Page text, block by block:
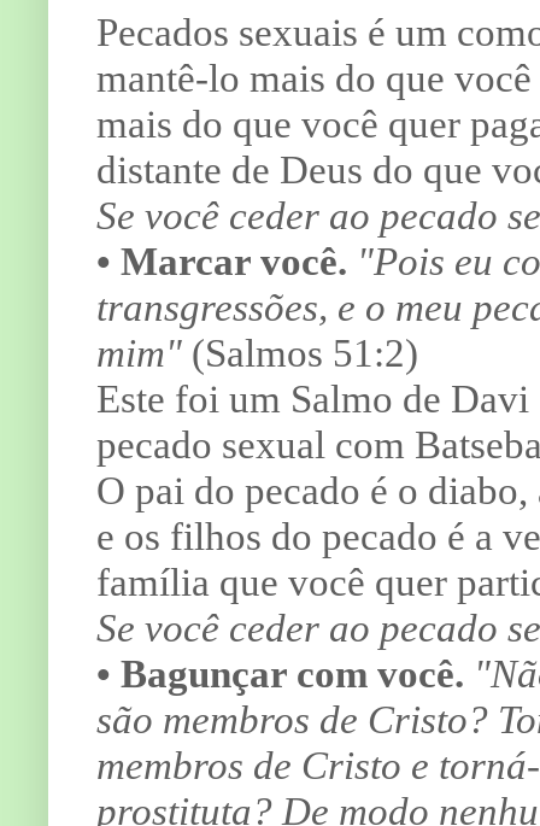
Pecados sexuais é um
mantê-lo mais do que
mais do que você quer
distante de Deus do que
Se você ceder ao pecado
• Marcar você. "Pois eu
transgressões, e o meu
mim" (Salmos 51:2)
Este foi um Salmo de
pecado sexual com
O pai do pecado é o
e os filhos do pecado é a
família que você quer
Se você ceder ao pecado
• Bagunçar com você.
são membros de Cristo?
membros de Cristo e
prostituta? De modo